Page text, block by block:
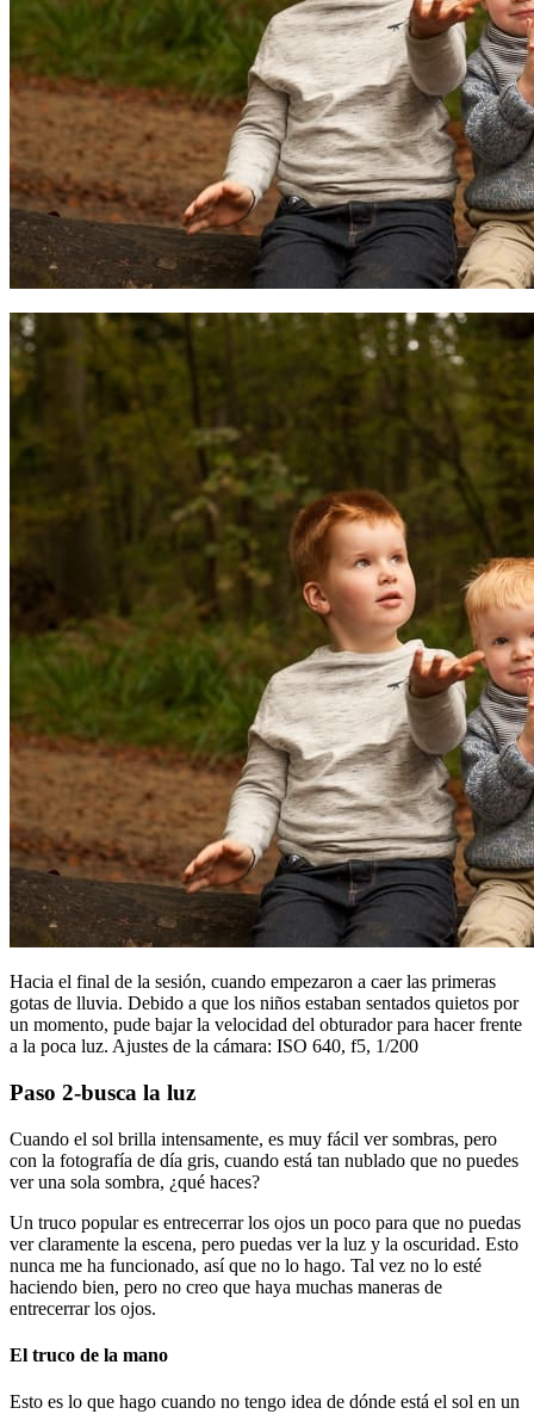
Hacia el final de la sesión, cuando empezaron a caer las primeras
gotas de lluvia. Debido a que los niños estaban sentados quietos por
un momento, pude bajar la velocidad del obturador para hacer frente
a la poca luz. Ajustes de la cámara: ISO 640, f5, 1/200
Paso 2-busca la luz
Cuando el sol brilla intensamente, es muy fácil ver sombras, pero
con la fotografía de día gris, cuando está tan nublado que no puedes
ver una sola sombra, ¿qué haces?
Un truco popular es entrecerrar los ojos un poco para que no puedas
ver claramente la escena, pero puedas ver la luz y la oscuridad. Esto
nunca me ha funcionado, así que no lo hago. Tal vez no lo esté
haciendo bien, pero no creo que haya muchas maneras de
entrecerrar los ojos.
El truco de la mano
Esto es lo que hago cuando no tengo idea de dónde está el sol en un